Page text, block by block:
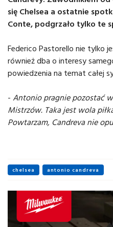
się Chelsea a ostatnie
Conte, podgrzało tylko te
Federico Pastorello nie tylko
również dba o interesy
powiedzenia na temat całej
- Antonio pragnie pozostać
Mistrzów. Taka jest wola
Powtarzam, Candreva nie
chelsea antonio candreva